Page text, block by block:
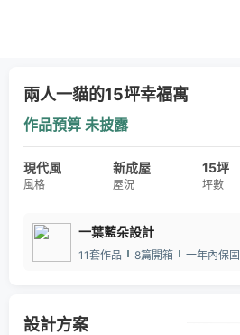
兩人一貓的15坪幸福寓
作品預算 未披露
現代風
風格
新成屋
屋況
15坪
坪數
一葉藍朵設計
11套作品
8篇開箱 一年內保固
設計方案